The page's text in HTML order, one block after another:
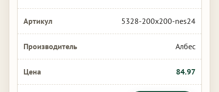
5328-200x200-nes24
Албес
84.97